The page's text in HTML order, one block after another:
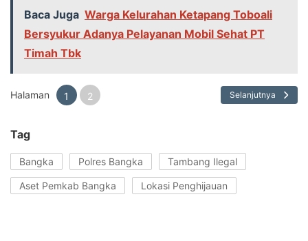
Baca Juga Warga Kelurahan Ketapang Toboali
Bersyukur Adanya Pelayanan Mobil Sehat PT
Timah Tbk
Halaman 1 2 Selanjutnya
Tag
Bangka Polres Bangka Tambang Ilegal
Aset Pemkab Bangka Lokasi Penghijauan